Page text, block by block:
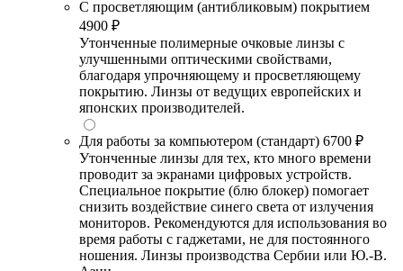
С просветляющим (антибликовым) покрытием
4900 ₽
Утонченные полимерные очковые линзы с
улучшенными оптическими свойствами,
благодаря упрочняющему и просветляющему
покрытию. Линзы от ведущих европейских и
японских производителей.
Для работы за компьютером (стандарт) 6700 ₽
Утонченные линзы для тех, кто много времени
проводит за экранами цифровых устройств.
Специальное покрытие (блю блокер) помогает
снизить воздействие синего света от излучения
мониторов. Рекомендуются для использования во
время работы с гаджетами, не для постоянного
ношения. Линзы производства Сербии или Ю.-В.